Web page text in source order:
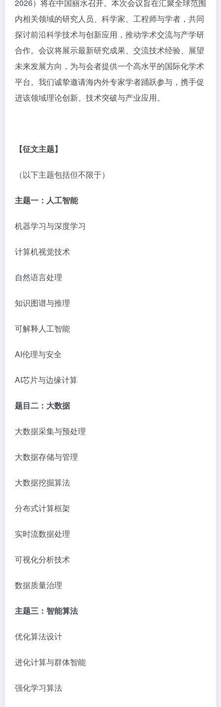
2026）将在中国丽水召开。本次会议旨在汇聚全球范围
内相关领域的研究人员、科学家、工程师与学者，共同
探讨前沿科学技术与创新应用，推动学术交流与产学研
合作。会议将展示最新研究成果、交流技术经验、展望
未来发展方向，为与会者提供一个高水平的国际化学术
平台。我们诚挚邀请海内外专家学者踊跃参与，携手促
进该领域理论创新、技术突破与产业应用。
【征文主题】
（以下主题包括但不限于）
主题一： 人工智能
机器学习与深度学习
计算机视觉技术
自然语言处理
知识图谱与推理
可解释人工智能
AI伦理与安全
AI芯片与边缘计算
题目二：大数据
大数据采集与预处理
大数据存储与管理
大数据挖掘算法
分布式计算框架
实时流数据处理
可视化分析技术
数据质量治理
主题三：智能算法
优化算法设计
进化计算与群体智能
强化学习算法